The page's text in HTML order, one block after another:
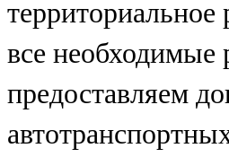
все необходимые
предоставляем